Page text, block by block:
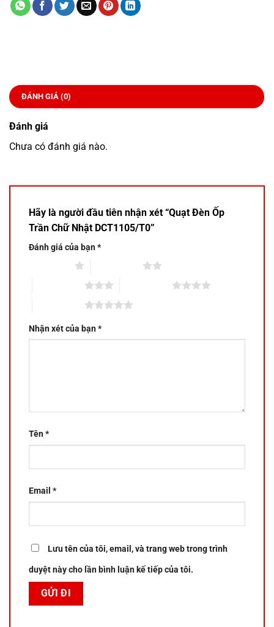
ĐÁNH GIÁ (0)
Đánh giá
Chưa có đánh giá nào.
Hãy là người đầu tiên nhận xét “Quạt Đèn Ốp
Trần Chữ Nhật DCT1105/T0”
Đánh giá của bạn*
Nhận xét của bạn*
Tên*
Email *
Lưu tên của tôi, email, và trang web trong trình
duyệt này cho lần bình luận kế tiếp của tôi.